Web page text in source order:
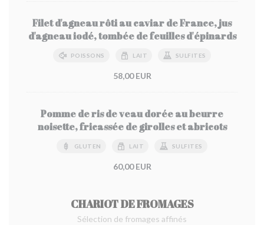
Filet d'agneau rôti au caviar de France, jus
d'agneau iodé, tombée de feuilles d'épinards
POISSONS LAIT SULFITES
58,00 EUR
Pomme de ris de veau dorée au beurre
noisette, fricassée de girolles et abricots
GLUTEN LAIT SULFITES
60,00 EUR
CHARIOT DE FROMAGES
Sélection de fromages affinés